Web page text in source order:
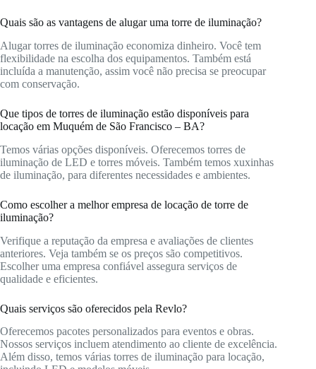
Quais são as vantagens de alugar uma torre de iluminação?
Alugar torres de iluminação economiza dinheiro. Você tem
flexibilidade na escolha dos equipamentos. Também está
incluída a manutenção, assim você não precisa se preocupar
com conservação.
Que tipos de torres de iluminação estão disponíveis para
locação em Muquém de São Francisco – BA?
Temos várias opções disponíveis. Oferecemos torres de
iluminação de LED e torres móveis. Também temos xuxinhas
de iluminação, para diferentes necessidades e ambientes.
Como escolher a melhor empresa de locação de torre de
iluminação?
Verifique a reputação da empresa e avaliações de clientes
anteriores. Veja também se os preços são competitivos.
Escolher uma empresa confiável assegura serviços de
qualidade e eficientes.
Quais serviços são oferecidos pela Revlo?
Oferecemos pacotes personalizados para eventos e obras.
Nossos serviços incluem atendimento ao cliente de excelência.
Além disso, temos várias torres de iluminação para locação,